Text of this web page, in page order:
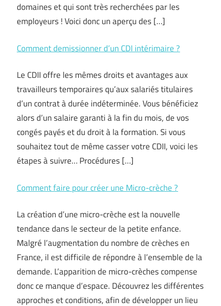
domaines et qui sont très recherchées par les
employeurs ! Voici donc un aperçu des […]
Comment demissionner d’un CDI intérimaire ?
Le CDII offre les mêmes droits et avantages aux
travailleurs temporaires qu’aux salariés titulaires
d’un contrat à durée indéterminée. Vous bénéficiez
alors d’un salaire garanti à la fin du mois, de vos
congés payés et du droit à la formation. Si vous
souhaitez tout de même casser votre CDII, voici les
étapes à suivre… Procédures […]
Comment faire pour créer une Micro-crèche ?
La création d’une micro-crèche est la nouvelle
tendance dans le secteur de la petite enfance.
Malgré l’augmentation du nombre de crèches en
France, il est difficile de répondre à l’ensemble de la
demande. L’apparition de micro-crèches compense
donc ce manque d’espace. Découvrez les différentes
approches et conditions, afin de développer un lieu